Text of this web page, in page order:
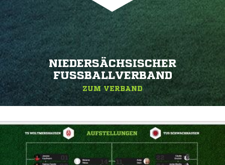
NIEDERSÄCHSISCHER
FUSSBALLVERBAND
ZUM VERBAND